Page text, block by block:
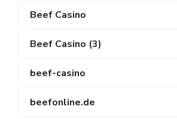
Beef Casino
Beef Casino (3)
beef-casino
beefonline.de